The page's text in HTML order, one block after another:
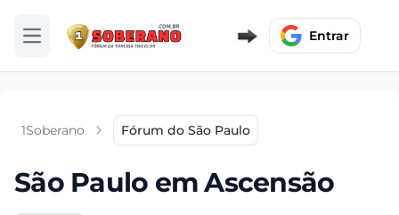
Abrir menu Entrar
1Soberano Fórum do São Paulo
São Paulo em Ascensão